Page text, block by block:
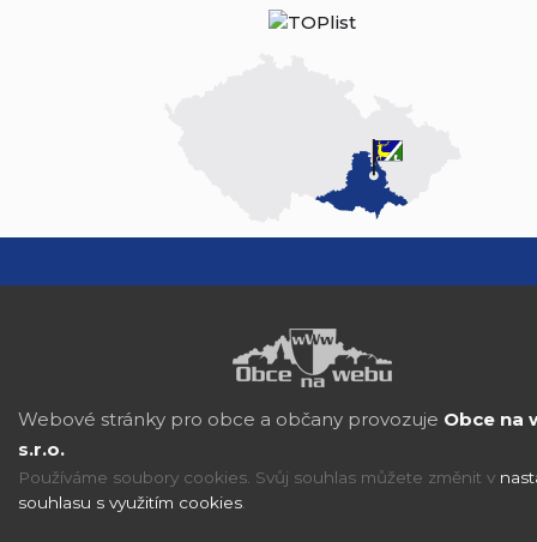
Webové stránky pro obce a občany provozuje Obce na
s.r.o.
Používáme soubory cookies. Svůj souhlas můžete změnit v
souhlasu s využitím cookies